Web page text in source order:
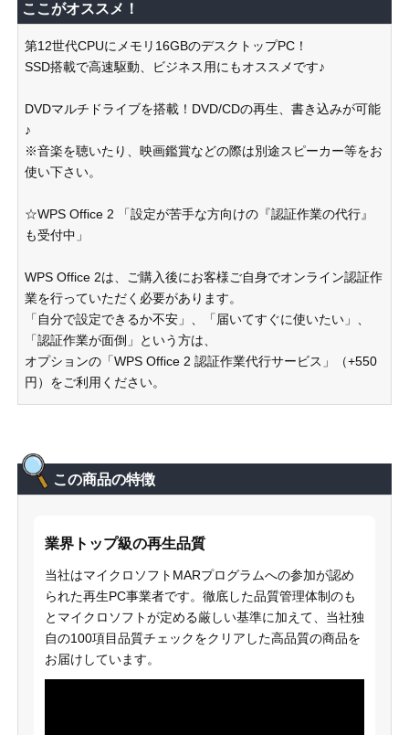
ここがオススメ！
第12世代CPUにメモリ16GBのデスクトップPC！
SSD搭載で高速駆動、ビジネス用にもオススメです♪
DVDマルチドライブを搭載！DVD/CDの再生、書き込みが可能
♪
※音楽を聴いたり、映画鑑賞などの際は別途スピーカー等をお
使い下さい。
☆WPS Office 2 「設定が苦手な方向けの『認証作業の代行』
も受付中」
WPS Office 2は、ご購入後にお客様ご自身でオンライン認証作
業を行っていただく必要があります。
「自分で設定できるか不安」、「届いてすぐに使いたい」、
「認証作業が面倒」という方は、
オプションの「WPS Office 2 認証作業代行サービス」（+550
円）をご利用ください。
この商品の特徴
業界トップ級の再生品質
当社はマイクロソフトMARプログラムへの参加が認め
られた再生PC事業者です。徹底した品質管理体制のも
とマイクロソフトが定める厳しい基準に加えて、当社独
自の100項目品質チェックをクリアした高品質の商品を
お届けしています。